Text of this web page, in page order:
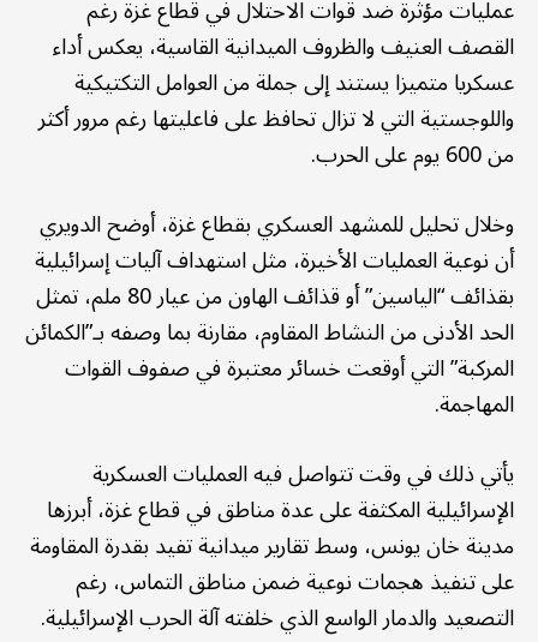
عمليات مؤثرة ضد قوات الاحتلال في قطاع غزة رغم
القصف العنيف والظروف الميدانية القاسية، يعكس أداء
عسكريا متميزا يستند إلى جملة من العوامل التكتيكية
واللوجستية التي لا تزال تحافظ على فاعليتها رغم مرور أكثر
من 600 يوم على الحرب.
وخلال تحليل للمشهد العسكري بقطاع غزة، أوضح الدويري
أن نوعية العمليات الأخيرة، مثل استهداف آليات إسرائيلية
بقذائف “الياسين” أو قذائف الهاون من عيار 80 ملم، تمثل
الحد الأدنى من النشاط المقاوم، مقارنة بما وصفه بـ”الكمائن
المركبة” التي أوقعت خسائر معتبرة في صفوف القوات
المهاجمة.
يأتي ذلك في وقت تتواصل فيه العمليات العسكرية
الإسرائيلية المكثفة على عدة مناطق في قطاع غزة، أبرزها
مدينة خان يونس، وسط تقارير ميدانية تفيد بقدرة المقاومة
على تنفيذ هجمات نوعية ضمن مناطق التماس، رغم
التصعيد والدمار الواسع الذي خلفته آلة الحرب الإسرائيلية.